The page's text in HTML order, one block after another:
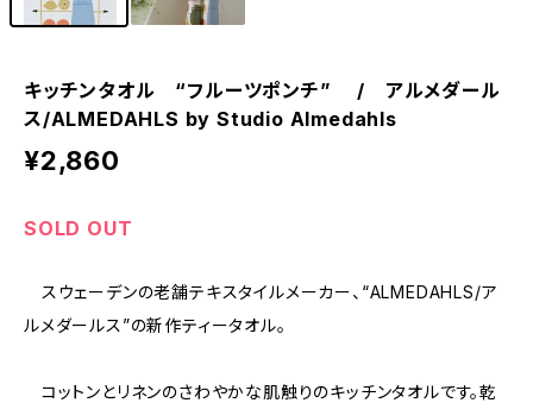
キッチンタオル “フルーツポンチ” / アルメダール
ス/ALMEDAHLS by Studio Almedahls
¥2,860
SOLD OUT
スウェーデンの老舗テキスタイルメーカー、“ALMEDAHLS/ア
ルメダールス”の新作ティータオル。
コットンとリネンのさわやかな肌触りのキッチンタオルです。乾